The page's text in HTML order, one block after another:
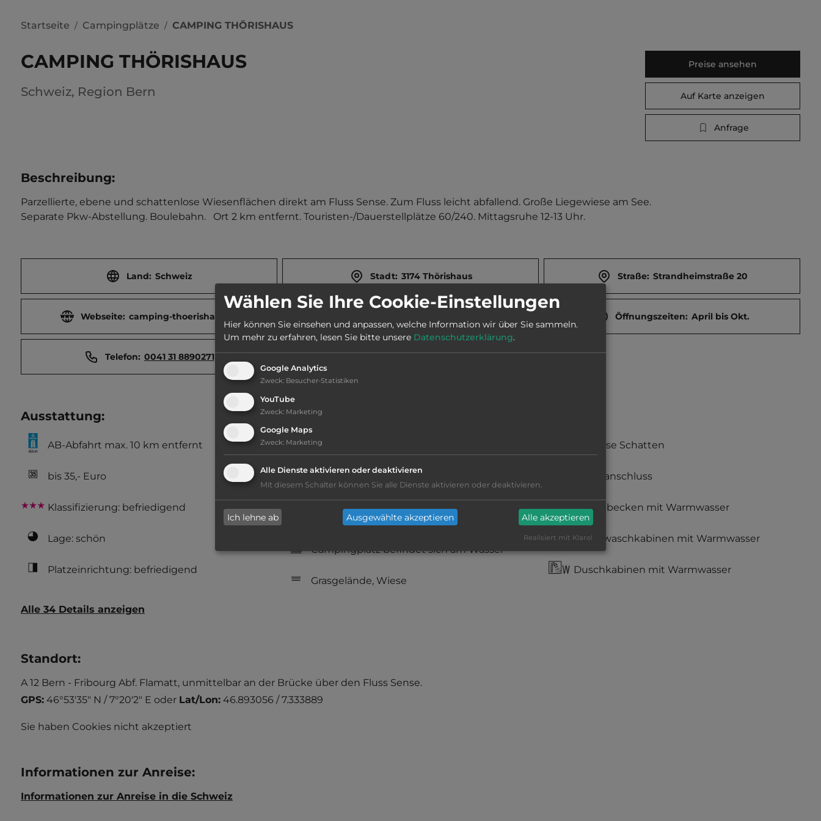
Startseite / Campingplätze / CAMPING THÖRISHAUS
CAMPING THÖRISHAUS
Schweiz, Region Bern
Preise ansehen
Auf Karte anzeigen
Anfrage
Beschreibung:
Parzellierte, ebene und schattenlose Wiesenflächen direkt am Fluss Sense. Zum Fluss leicht abfallend. Große Liegewiese am See.
Separate Pkw-Abstellung. Boulebahn.   Ort 2 km entfernt. Touristen-/Dauerstellplätze 60/240. Mittagsruhe 12-13 Uhr.
Land: Schweiz Stadt: 3174 Thörishaus Straße: Strandheimstraße 20
Webseite: camping-thoerishaus.ch Öffnungszeiten: April bis Okt.
Telefon: 0041 31 8890271
Ausstattung:
AB-Abfahrt max. 10 km entfernt
bis 35,- Euro
Klassifizierung: befriedigend
Lage: schön
Platzeinrichtung: befriedigend
Geräuschkulisse: erträgliche
Lärmbelästigung
Hygiene: gut
Service: befriedigend, einige
Annehmlichkeiten fehlen
Campingplatz befindet sich am Wasser
Grasgelände, Wiese
teilweise Schatten
Stromanschluss
Waschbecken mit Warmwasser
Einzelwaschkabinen mit Warmwasser
Duschkabinen mit Warmwasser
Alle 34 Details anzeigen
Standort:
A 12 Bern - Fribourg Abf. Flamatt, unmittelbar an der Brücke über den Fluss Sense.
GPS: 46°53'35" N / 7°20'2" E oder Lat/Lon: 46.893056 / 7.333889
Sie haben Cookies nicht akzeptiert
Informationen zur Anreise:
Informationen zur Anreise in die Schweiz
Wählen Sie Ihre Cookie-Einstellungen
Hier können Sie einsehen und anpassen, welche Information wir über Sie sammeln.
Um mehr zu erfahren, lesen Sie bitte unsere Datenschutzerklärung.
Google Analytics
Zweck: Besucher-Statistiken
YouTube
Zweck: Marketing
Google Maps
Zweck: Marketing
Alle Dienste aktivieren oder deaktivieren
Mit diesem Schalter können Sie alle Dienste aktivieren oder deaktivieren.
Ich lehne ab Ausgewählte akzeptieren Alle akzeptieren
Realisiert mit Klaro!